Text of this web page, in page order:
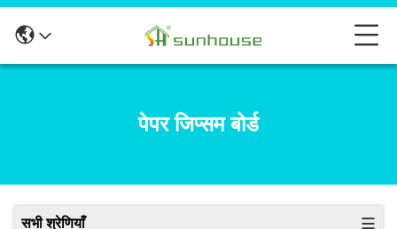
पेपर जिप्सम बोर्ड
सभी श्रेणियाँ